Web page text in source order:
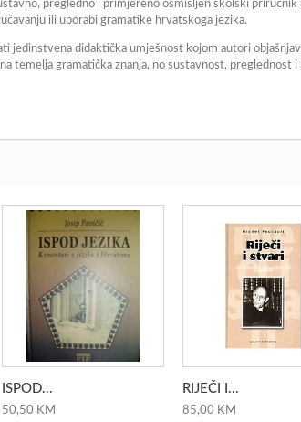
pregledno i primjereno osmišljen školski priručnik
ili uporabi gramatike hrvatskoga jezika.
jedinstvena didaktička umješnost kojom autori
temelja gramatička znanja, no sustavnost,
ISPOD...
50,50 KM
RIJEČI I...
85,00 KM